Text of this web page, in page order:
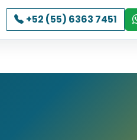
+52 (55) 6363 7451